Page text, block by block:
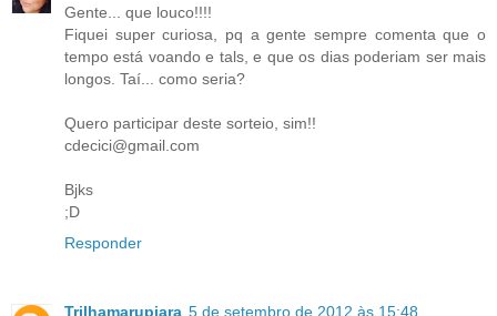
Gente... que louco!!!!
Fiquei super curiosa, pq a gente sempre comenta que o
tempo está voando e tals, e que os dias poderiam ser mais
longos. Taí... como seria?
Quero participar deste sorteio, sim!!
cdecici@gmail.com
Bjks
;D
Responder
Trilhamarupiara 5 de setembro de 2012 às 15:48